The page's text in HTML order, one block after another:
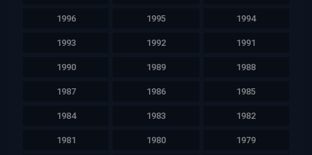
1996 1995 1994
1993 1992 1991
1990 1989 1988
1987 1986 1985
1984 1983 1982
1981 1980 1979